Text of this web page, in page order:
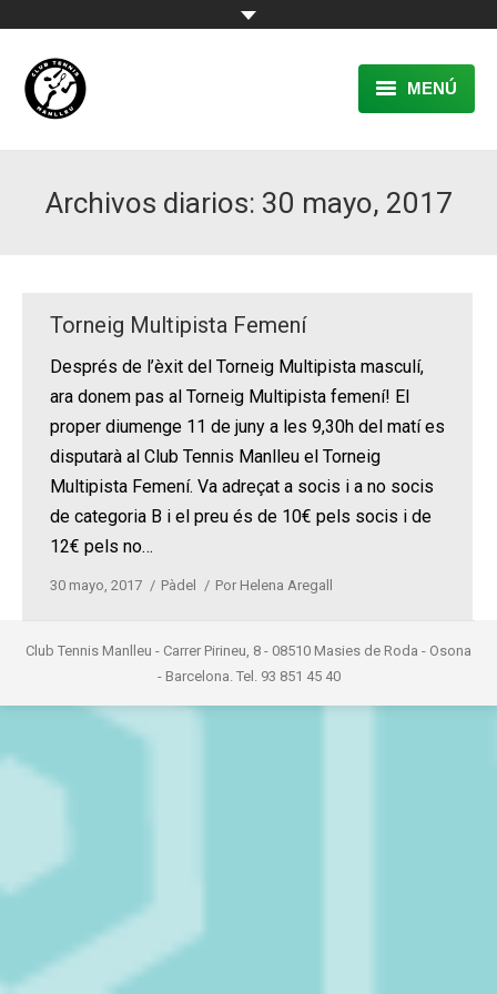
MENÚ
RESERVA
CONTACTE
Archivos diarios: 30 mayo, 2017
Torneig Multipista Femení
Després de l’èxit del Torneig Multipista masculí,
ara donem pas al Torneig Multipista femení! El
proper diumenge 11 de juny a les 9,30h del matí es
disputarà al Club Tennis Manlleu el Torneig
Multipista Femení. Va adreçat a socis i a no socis
de categoria B i el preu és de 10€ pels socis i de
12€ pels no…
30 mayo, 2017 Pàdel Por Helena Aregall
Club Tennis Manlleu - Carrer Pirineu, 8 - 08510 Masies de Roda - Osona
- Barcelona. Tel. 93 851 45 40